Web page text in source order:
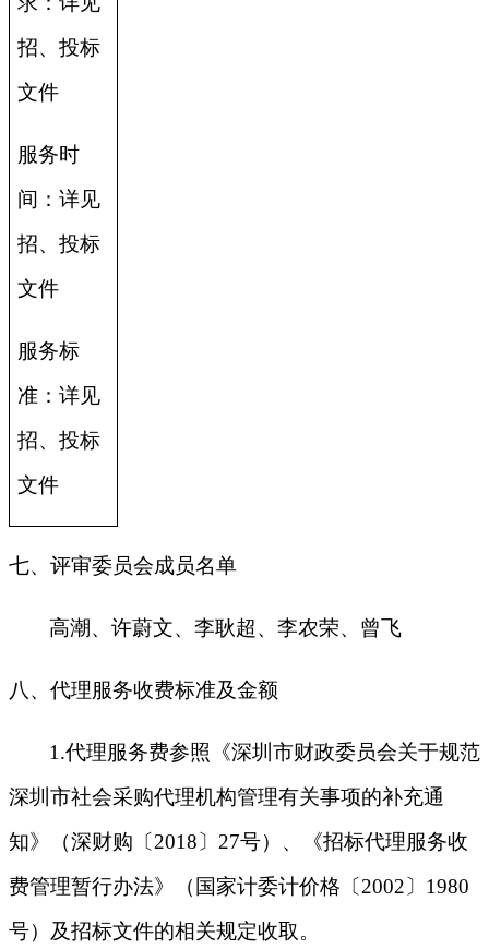
招、投标
文件
服务时
间：详见
招、投标
文件
服务标
准：详见
招、投标
文件
七、评审委员会成员名单
高潮、许蔚文、李耿超、李农荣、曾飞
八、代理服务收费标准及金额
1.代理服务费参照《深圳市财政委员会关于规范
深圳市社会采购代理机构管理有关事项的补充通
知》（深财购〔2018〕27号）、《招标代理服务收
费管理暂行办法》（国家计委计价格〔2002〕1980
号）及招标文件的相关规定收取。